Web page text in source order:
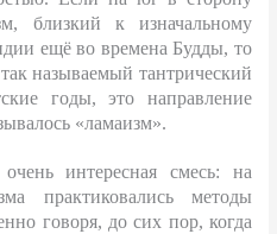
близкий к изначальному
ещё во времена Будды, то
называемый тантрический
годы, это направление
«ламаизм».
интересная смесь: на
практиковались методы
говоря, до сих пор, когда